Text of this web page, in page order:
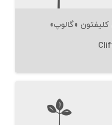
«گالوپ»